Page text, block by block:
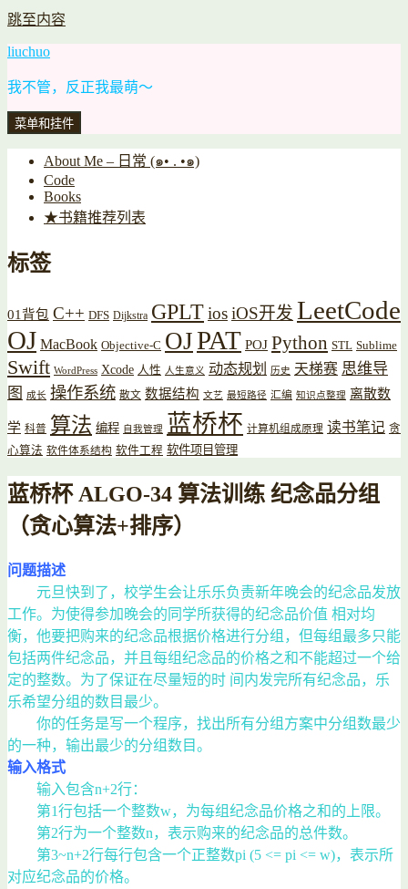
跳至内容
liuchuo
我不管，反正我最萌～
菜单和挂件
About Me – 日常 (๑• . •๑)
Code
Books
★书籍推荐列表
标签
01背包 C++ DFS Dijkstra GPLTiosiOS开发 LeetCode
OJ MacBook Objective-C OJPAT POJ Python STL Sublime
Swift WordPress Xcode 人性 人生意义 动态规划 历史 天梯赛 思维导
图
成长 操作系统 散文 数据结构 文艺 最短路径 汇编 知识点整理 离散数
学 科普 算法 编程 自我管理 蓝桥杯 计算机组成原理 读书笔记 贪
心算法 软件体系结构 软件工程 软件项目管理
蓝桥杯 ALGO-34 算法训练 纪念品分组
（贪心算法+排序）
问题描述
元旦快到了，校学生会让乐乐负责新年晚会的纪念品发放
工作。为使得参加晚会的同学所获得的纪念品价值 相对均
衡，他要把购来的纪念品根据价格进行分组，但每组最多只能
包括两件纪念品，并且每组纪念品的价格之和不能超过一个给
定的整数。为了保证在尽量短的时 间内发完所有纪念品，乐
乐希望分组的数目最少。
你的任务是写一个程序，找出所有分组方案中分组数最少
的一种，输出最少的分组数目。
输入格式
输入包含n+2行：
第1行包括一个整数w，为每组纪念品价格之和的上限。
第2行为一个整数n，表示购来的纪念品的总件数。
第3~n+2行每行包含一个正整数pi (5 <= pi <= w)，表示所
对应纪念品的价格。